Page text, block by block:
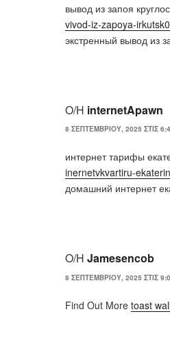
вывод из запоя
vivod-iz-zapoya-
экстренный вывод из
Ο/Η internetApawn
8 ΣΕΠΤΕΜΒΡΊΟΥ, 2025 ΣΤΙΣ
интернет тарифы
inernetvkvartiru-
домашний интернет
Ο/Η Jamesencob
8 ΣΕΠΤΕΜΒΡΊΟΥ, 2025 ΣΤΙΣ
Find Out More toast